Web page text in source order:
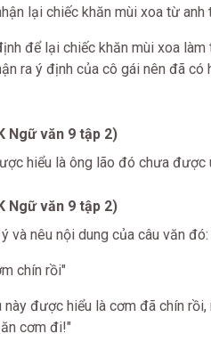
lại chiếc khăn mùi xoa từ anh
để lại chiếc khăn mùi xoa
ra ý định của cô gái nên đã
Ngữ văn 9 tập 2)
hiểu là ông lão đó chưa
Ngữ văn 9 tập 2)
và nêu nội dung của câu văn đó:
chín rồi"
này được hiểu là cơm đã chín
cơm đi!"